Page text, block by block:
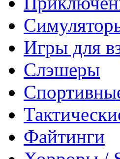
Игры для
Слэшеры
Файтинги